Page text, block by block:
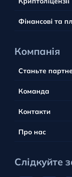
Фінансові та
Компанія
Станьте
Команда
Контакти
Про нас
Слідкуйте